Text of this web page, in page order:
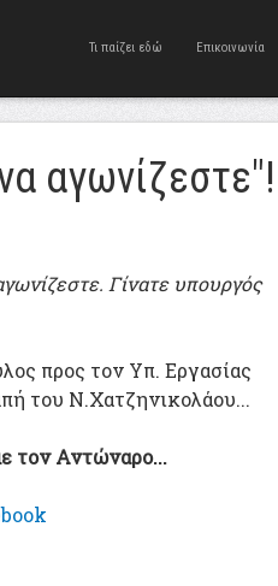
Τι παίζει εδώ Επικοινωνία
αγωνίζεστε"!
Γίνατε υπουργός
προς τον Υπ. Εργασίας
του Ν.Χατζηνικολάου...
τον Αντώναρο...